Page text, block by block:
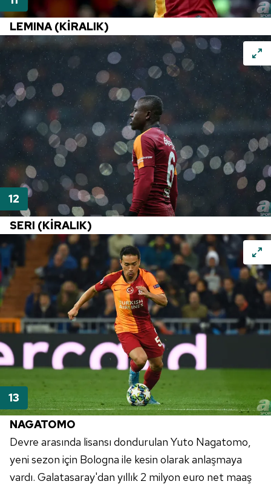
Çerezlere ilişkin tercihlerinizi aşağıda yer alan panel
vasıtasıyla belirleyebilirsiniz. Çerezlere ilişkin detaylı bilgi
için Ayarlar butonuna tıklayabilir,
Metnimizi
ziyaret edebilirsiniz.
6698 sayılı Kişisel Verilerin Korunması Kanunu uyarınca
hazırlanmış Aydınlatma Metnimizi okumak ve sitemizde
ilgili mevzuata uygun olarak kullanılan çerezlerle ilgili bilgi
almak için lütfen
tıklayınız .
LEMINA (KİRALIK)
SERI (KİRALIK)
NAGATOMO
Devre arasında lisansı dondurulan Yuto Nagatomo,
yeni sezon için Bologna ile kesin olarak anlaşmaya
vardı. Galatasaray'dan yıllık 2 milyon euro net maaş